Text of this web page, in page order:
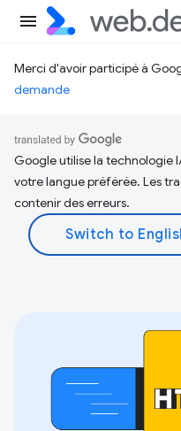
Merci d'avoir participé à
demande
Google utilise la technologie
votre langue préférée. Les
contenir des erreurs.